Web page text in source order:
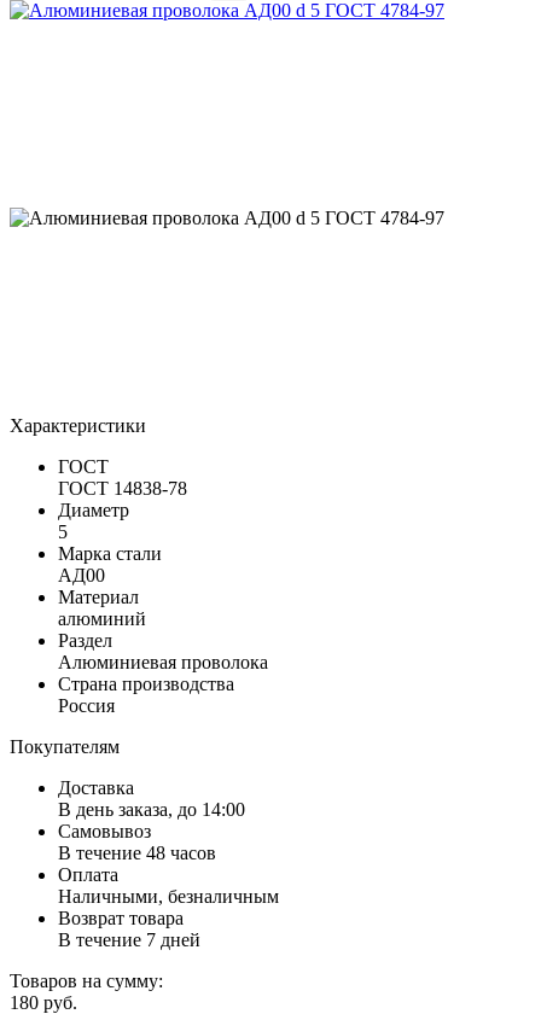
Характеристики
ГОСТ
ГОСТ 14838-78
Диаметр
5
Марка стали
АД00
Материал
алюминий
Раздел
Алюминиевая проволока
Страна производства
Россия
Покупателям
Доставка
В день заказа, до 14:00
Самовывоз
В течение 48 часов
Оплата
Наличными, безналичным
Возврат товара
В течение 7 дней
Товаров на сумму:
180 руб.